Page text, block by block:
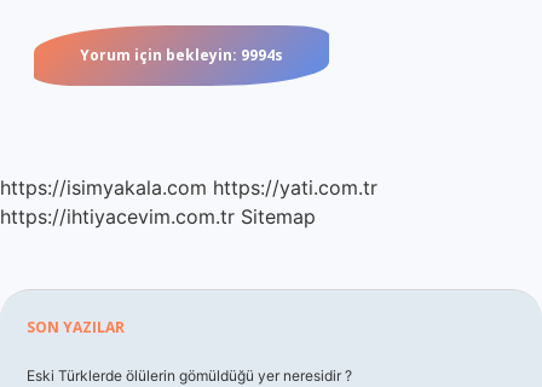
https://isimyakala.com https://yati.com.tr
https://ihtiyacevim.com.tr Sitemap
Sidebar
SON YAZILAR
Eski Türklerde ölülerin gömüldüğü yer neresidir ?